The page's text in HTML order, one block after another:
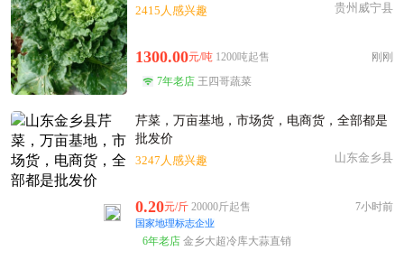
2415人感兴趣
贵州威宁县
1300.00元/吨 1200吨起售
刚刚
7年老店 王四哥蔬菜
芹菜，万亩基地，市场货，电商货，全部都是
批发价
3247人感兴趣
山东金乡县
0.20元/斤 20000斤起售 7小时前
国家地理标志企业
6年老店 金乡大超冷库大蒜直销